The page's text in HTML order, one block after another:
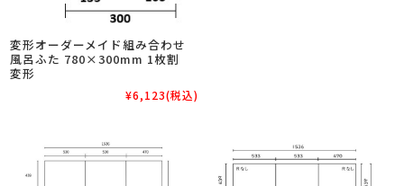
変形オーダーメイド組み合わせ
風呂ふた 780×300mm 1枚割
変形
¥6,123(税込)